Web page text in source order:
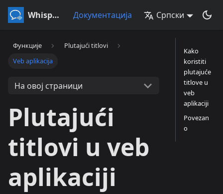
Whisperr Документација Српски
Функције
Plutajući titlovi
Veb aplikacija
На овој страници
Plutajući
titlovi u veb
aplikaciji
Kako
koristiti
plutajuće
titlove u
veb
aplikaciji
Povezan
o